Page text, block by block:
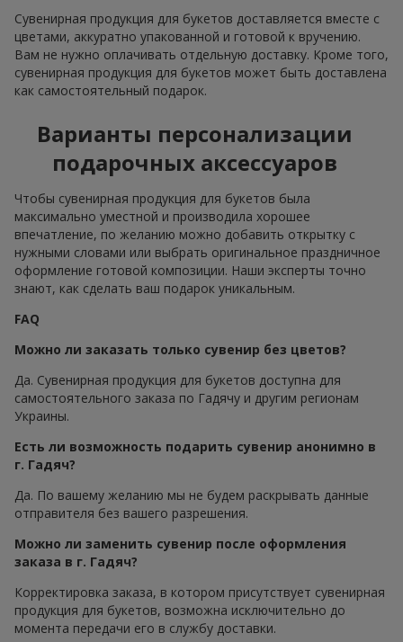
Сувенирная продукция для букетов доставляется вместе с
цветами, аккуратно упакованной и готовой к вручению.
Вам не нужно оплачивать отдельную доставку. Кроме того,
сувенирная продукция для букетов может быть доставлена
как самостоятельный подарок.
Варианты персонализации
подарочных аксессуаров
Чтобы сувенирная продукция для букетов была
максимально уместной и производила хорошее
впечатление, по желанию можно добавить открытку с
нужными словами или выбрать оригинальное праздничное
оформление готовой композиции. Наши эксперты точно
знают, как сделать ваш подарок уникальным.
FAQ
Можно ли заказать только сувенир без цветов?
Да. Сувенирная продукция для букетов доступна для
самостоятельного заказа по Гадячу и другим регионам
Украины.
Есть ли возможность подарить сувенир анонимно в
г. Гадяч?
Да. По вашему желанию мы не будем раскрывать данные
отправителя без вашего разрешения.
Можно ли заменить сувенир после оформления
заказа в г. Гадяч?
Корректировка заказа, в котором присутствует сувенирная
продукция для букетов, возможна исключительно до
момента передачи его в службу доставки.